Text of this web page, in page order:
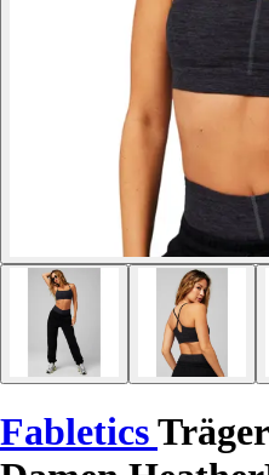
Fabletics